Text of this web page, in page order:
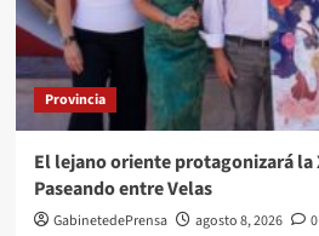
Provincia
El lejano oriente protagonizará la
Paseando entre Velas
GabinetedePrensa agosto 8, 2026 0